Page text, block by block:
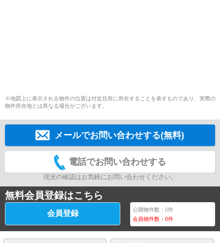
※地図上に表示される物件の位置は付近住所に所在することを表すものであり、実際の
物件所在地とは異なる場合がございます。
メールでお問い合わせする(無料)
電話でお問い合わせする
現況の確認はお気軽にお問い合わせください。
無料会員登録はこちら
会員登録 公開物件数：0件
会員物件数：0件